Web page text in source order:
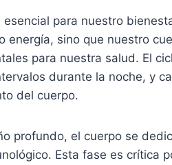
para nuestro
energía, sino que nuestro
para nuestra salud. El
durante la noche, y
del cuerpo.
profundo, el cuerpo se
Esta fase es crítica